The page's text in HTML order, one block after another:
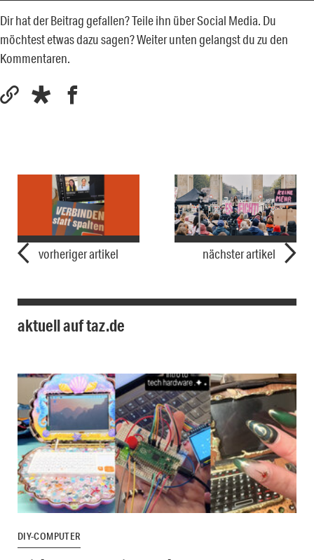
Dir hat der Beitrag gefallen? Teile ihn über Social Media. Du
möchtest etwas dazu sagen? Weiter unten gelangst du zu den
Kommentaren.
vorheriger artikel nächster artikel
aktuell auf taz.de
DIY-COMPUTER